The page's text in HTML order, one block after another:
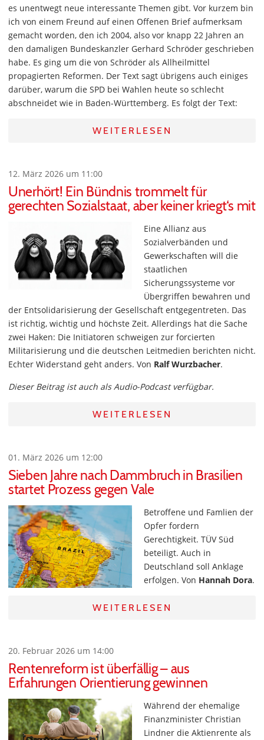
es unentwegt neue interessante Themen gibt. Vor kurzem bin
ich von einem Freund auf einen Offenen Brief aufmerksam
gemacht worden, den ich 2004, also vor knapp 22 Jahren an
den damaligen Bundeskanzler Gerhard Schröder geschrieben
habe. Es ging um die von Schröder als Allheilmittel
propagierten Reformen. Der Text sagt übrigens auch einiges
darüber, warum die SPD bei Wahlen heute so schlecht
abschneidet wie in Baden-Württemberg. Es folgt der Text:
WEITERLESEN
12. März 2026 um 11:00
Unerhört! Ein Bündnis trommelt für
gerechten Sozialstaat, aber keiner kriegt‘s mit
Eine Allianz aus
Sozialverbänden und
Gewerkschaften will die
staatlichen
Sicherungssysteme vor
Übergriffen bewahren und
der Entsolidarisierung der Gesellschaft entgegentreten. Das
ist richtig, wichtig und höchste Zeit. Allerdings hat die Sache
zwei Haken: Die Initiatoren schweigen zur forcierten
Militarisierung und die deutschen Leitmedien berichten nicht.
Echter Widerstand geht anders. Von Ralf Wurzbacher.
Dieser Beitrag ist auch als Audio-Podcast verfügbar.
WEITERLESEN
01. März 2026 um 12:00
Sieben Jahre nach Dammbruch in Brasilien
startet Prozess gegen Vale
Betroffene und Famlien der
Opfer fordern
Gerechtigkeit. TÜV Süd
beteiligt. Auch in
Deutschland soll Anklage
erfolgen. Von Hannah Dora.
WEITERLESEN
20. Februar 2026 um 14:00
Rentenreform ist überfällig – aus
Erfahrungen Orientierung gewinnen
Während der ehemalige
Finanzminister Christian
Lindner die Aktienrente als